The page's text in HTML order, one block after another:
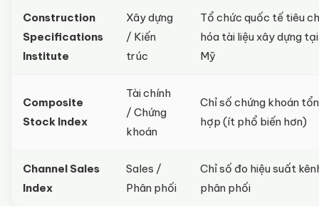
Construction
Specifications
Institute
Xây dựng
/ Kiến
trúc
Tổ chức quốc tế tiêu
hóa tài liệu xây dựng
Mỹ
Composite
Stock Index
Tài chính
/ Chứng
khoán
Chỉ số chứng khoán
hợp (ít phổ biến hơn)
Channel Sales
Index
Sales /
Phân phối
Chỉ số đo hiệu suất
phân phối